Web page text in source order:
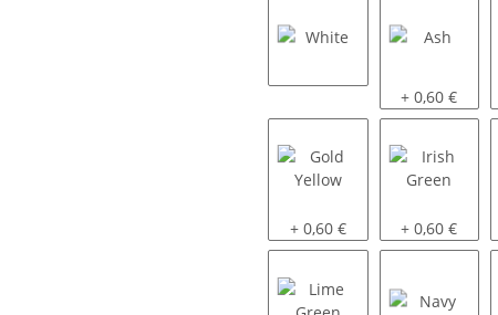
Ash
+ 0,60 €
Gold Yellow
+ 0,60 € Irish Green
+ 0,60 €